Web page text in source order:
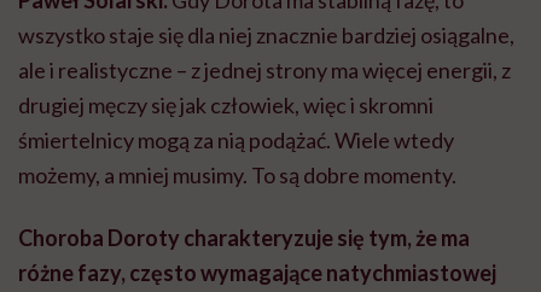
wszystko staje się dla niej znacznie bardziej osiągalne,
ale i realistyczne – z jednej strony ma więcej energii, z
drugiej męczy się jak człowiek, więc i skromni
śmiertelnicy mogą za nią podążać. Wiele wtedy
możemy, a mniej musimy. To są dobre momenty.
Choroba Doroty charakteryzuje się tym, że ma
różne fazy, często wymagające natychmiastowej